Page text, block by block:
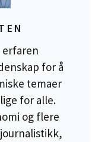
erfaren
for å
temaer
for alle.
og flere